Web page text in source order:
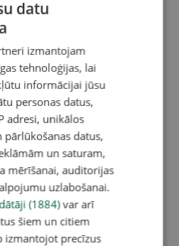
datu
izmantojam
tehnoloģijas, lai
informācijai jūsu
personas datus,
adresi, unikālos
datus,
un saturam,
mērīšanai, auditorijas
uzlabošanai.
(1884)var arī
šiem un citiem
izmantojot precīzus